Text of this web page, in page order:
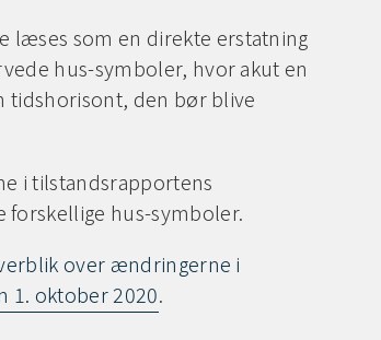
læses som en direkte erstatning
hus-symboler, hvor akut en
tidshorisont, den bør blive
i tilstandsrapportens
forskellige hus-symboler.
over ændringerne i
1. oktober 2020.